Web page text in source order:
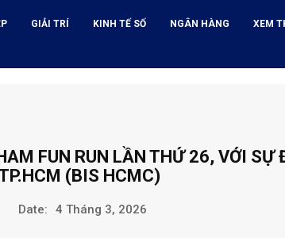
GIẢI TRÍ KINH TẾ SỐ NGÂN HÀNG XEM
FUN RUN LẦN THỨ 26, VỚI SỰ
(BIS HCMC)
Date: 4 Tháng 3, 2026